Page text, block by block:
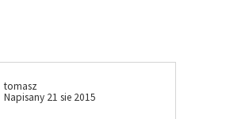
tomasz
Napisany 21 sie 2015